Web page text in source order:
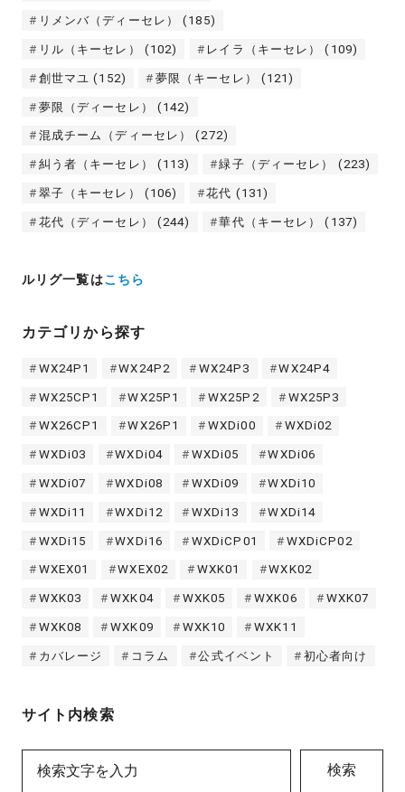
リメンバ（ディーセレ） (185)
リル（キーセレ） (102) レイラ（キーセレ） (109)
創世マユ (152) 夢限（キーセレ） (121)
夢限（ディーセレ） (142)
混成チーム（ディーセレ） (272)
糾う者（キーセレ） (113) 緑子（ディーセレ） (223)
翠子（キーセレ） (106) 花代 (131)
花代（ディーセレ） (244) 華代（キーセレ） (137)
ルリグ一覧はこちら
カテゴリから探す
WX24P1 WX24P2 WX24P3 WX24P4
WX25CP1 WX25P1 WX25P2 WX25P3
WX26CP1 WX26P1 WXDi00 WXDi02
WXDi03 WXDi04 WXDi05 WXDi06
WXDi07 WXDi08 WXDi09 WXDi10
WXDi11 WXDi12 WXDi13 WXDi14
WXDi15 WXDi16 WXDiCP01 WXDiCP02
WXEX01 WXEX02 WXK01 WXK02
WXK03 WXK04 WXK05 WXK06 WXK07
WXK08 WXK09 WXK10 WXK11
カバレージ コラム 公式イベント 初心者向け
サイト内検索
検索